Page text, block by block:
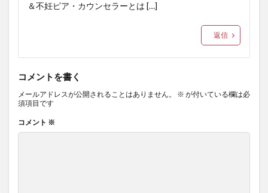
＆不妊ピア・カウンセラーとは […]
返信
コメントを書く
メールアドレスが公開されることはありません。 ※ が付いている欄は必
須項目です
コメント ※